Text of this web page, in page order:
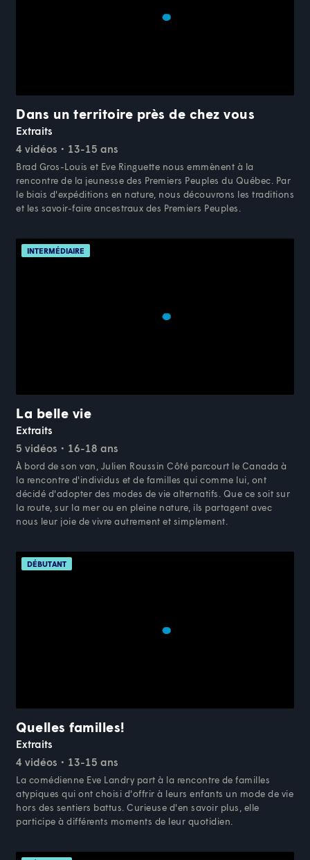
Dans un territoire près de chez vous
Extraits
4 vidéos
13-15 ans
Brad Gros-Louis et Eve Ringuette nous emmènent à la
rencontre de la jeunesse des Premiers Peuples du Québec. Par
le biais d'expéditions en nature, nous découvrons les traditions
et les savoir-faire ancestraux des Premiers Peuples.
INTERMÉDIAIRE
La belle vie
Extraits
5 vidéos
16-18 ans
À bord de son van, Julien Roussin Côté parcourt le Canada à
la rencontre d'individus et de familles qui comme lui, ont
décidé d'adopter des modes de vie alternatifs. Que ce soit sur
la route, sur la mer ou en pleine nature, ils partagent avec
nous leur joie de vivre autrement et simplement.
DÉBUTANT
Quelles familles!
Extraits
4 vidéos
13-15 ans
La comédienne Eve Landry part à la rencontre de familles
atypiques qui ont choisi d'offrir à leurs enfants un mode de vie
hors des sentiers battus. Curieuse d'en savoir plus, elle
participe à différents moments de leur quotidien.